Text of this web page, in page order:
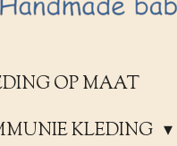
OP MAAT
KLEDING